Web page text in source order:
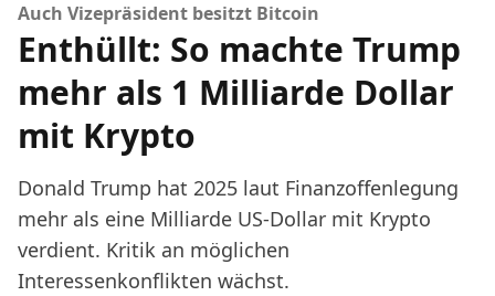
Auch Vizepräsident besitzt Bitcoin
Enthüllt: So machte Trump
mehr als 1 Milliarde Dollar
mit Krypto
Donald Trump hat 2025 laut Finanzoffenlegung
mehr als eine Milliarde US-Dollar mit Krypto
verdient. Kritik an möglichen
Interessenkonflikten wächst.